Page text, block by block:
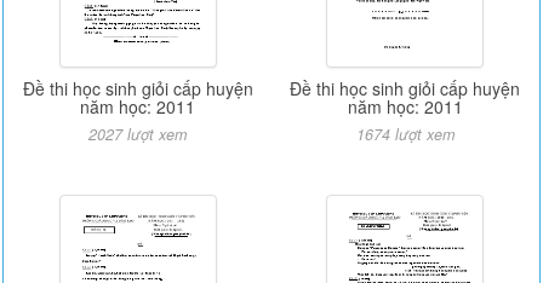
Đề thi học sinh giỏi cấp huyện
năm học: 2011
2027 lượt xem
Đề thi học sinh giỏi cấp huyện
năm học: 2011
1674 lượt xem